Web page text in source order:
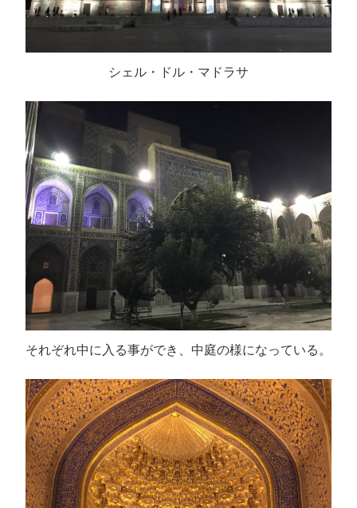
シェル・ドル・マドラサ
それぞれ中に入る事ができ、中庭の様になっている。